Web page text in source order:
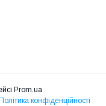
Prom.ua
Політика конфіденційності